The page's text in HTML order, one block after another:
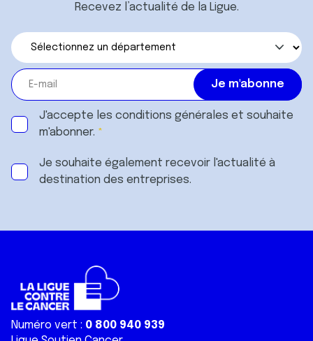
Recevez l’actualité de la Ligue.
J'accepte les conditions générales et souhaite
m'abonner.
Je souhaite également recevoir l'actualité à
destination des entreprises.
Numéro vert : 0 800 940 939